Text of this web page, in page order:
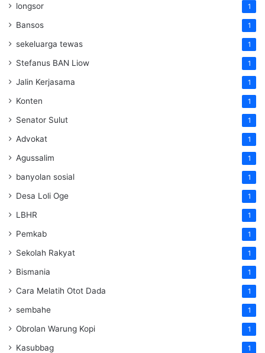
longsor 1
Bansos 1
sekeluarga tewas 1
Stefanus BAN Liow 1
Jalin Kerjasama 1
Konten 1
Senator Sulut 1
Advokat 1
Agussalim 1
banyolan sosial 1
Desa Loli Oge 1
LBHR 1
Pemkab 1
Sekolah Rakyat 1
Bismania 1
Cara Melatih Otot Dada 1
sembahe 1
Obrolan Warung Kopi 1
Kasubbag 1